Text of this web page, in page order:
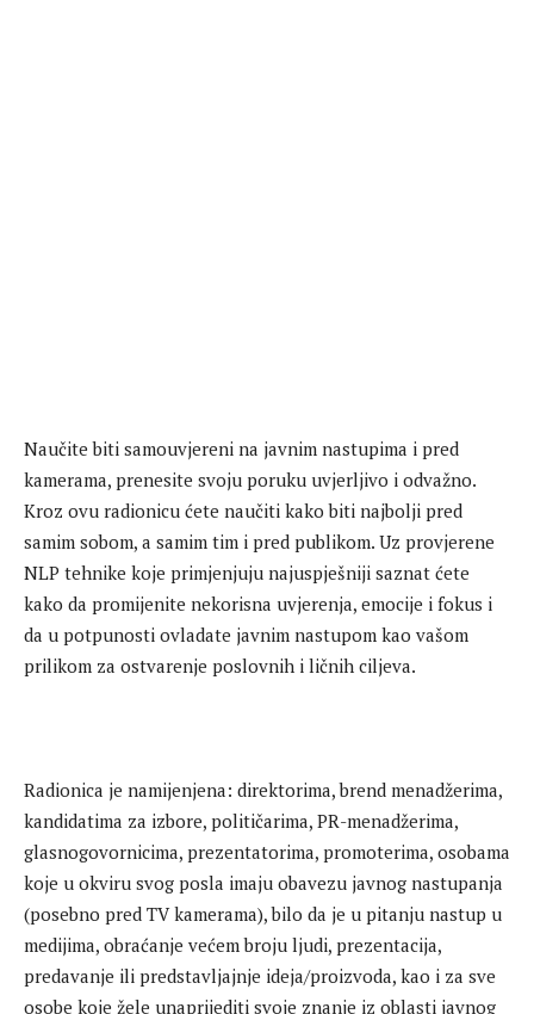
Naučite biti samouvjereni na javnim nastupima i pred
kamerama, prenesite svoju poruku uvjerljivo i odvažno.
Kroz ovu radionicu ćete naučiti kako biti najbolji pred
samim sobom, a samim tim i pred publikom. Uz provjerene
NLP tehnike koje primjenjuju najuspješniji saznat ćete
kako da promijenite nekorisna uvjerenja, emocije i fokus i
da u potpunosti ovladate javnim nastupom kao vašom
prilikom za ostvarenje poslovnih i ličnih ciljeva.
Radionica je namijenjena: direktorima, brend menadžerima,
kandidatima za izbore, političarima, PR-menadžerima,
glasnogovornicima, prezentatorima, promoterima, osobama
koje u okviru svog posla imaju obavezu javnog nastupanja
(posebno pred TV kamerama), bilo da je u pitanju nastup u
medijima, obraćanje većem broju ljudi, prezentacija,
predavanje ili predstavljajnje ideja/proizvoda, kao i za sve
osobe koje žele unaprijediti svoje znanje iz oblasti javnog